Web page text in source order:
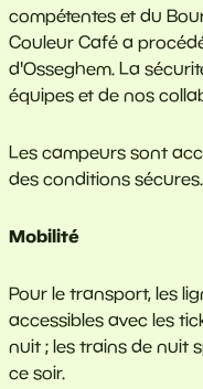
compétentes et du
Couleur Café a
d'Osseghem. La
équipes et de nos
Les campeurs sont
des conditions sécures.
Mobilité
Pour le transport, les
accessibles avec les
nuit ; les trains de nuit
ce soir.